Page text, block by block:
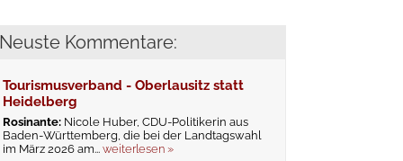
Neuste Kommentare:
Tourismusverband - Oberlausitz statt
Heidelberg
Rosinante: Nicole Huber, CDU-Politikerin aus
Baden-Württemberg, die bei der Landtagswahl
im März 2026 am...weiterlesen »